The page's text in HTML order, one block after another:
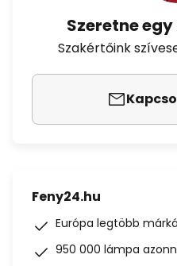
Szeretne
Szakértőink
Feny24.hu
Európa legtöbb
950 000 lámpa